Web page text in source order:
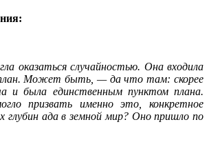
оказаться случайностью. Она входила
Может быть, — да что там: скорее
и была единственным пунктом плана.
призвать именно это, конкретное
глубин ада в земной мир? Оно пришло по